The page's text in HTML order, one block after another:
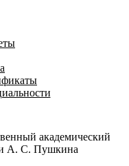
академический
А. С. Пушкина